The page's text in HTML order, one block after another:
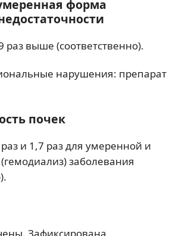
форма
раз выше (соответственно).
нарушения: препарат
почек
и 1,7 раз для умеренной и
заболевания